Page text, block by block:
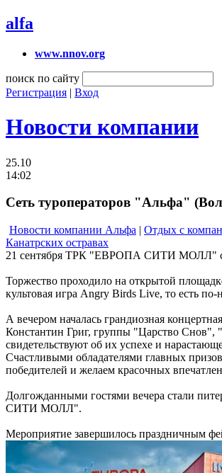
alfa
www.nnov.org
поиск по сайту
Регистрация | Вход
Новости компании
25.10
14:02
Сеть туроператоров "Альфа"
Новости компании Альфа | Отдых с
Канатрских остравах
21 сентября ТРК "ЕВРОПА СИТИ МОЛЛ" с
Торжество проходило на открытой
культовая игра Angry Birds Live, то есть
А вечером началась грандиозная
Константин Григ, группы "Царство Снов",
свидетельствуют об их успехе и
Счастливыми обладателями главных
победителей и желаем красочных
Долгожданными гостями вечера стали
СИТИ МОЛЛ".
Мероприятие завершилось